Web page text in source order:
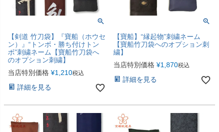
【剣道 竹刀袋】『寶船（ホウセ
ン）』“トンボ・勝ち付けトン
ボ”刺繍ネーム【寶船竹刀袋へ
のオプション刺繍】
当店特別価格 ¥1,210税込
詳細を見る
【寶船】“縁起物”刺繍ネーム
【寶船竹刀袋へのオプション刺
繍】
当店特別価格 ¥1,870税込
詳細を見る